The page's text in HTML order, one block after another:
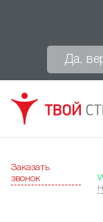
Да,
Заказать
звонок